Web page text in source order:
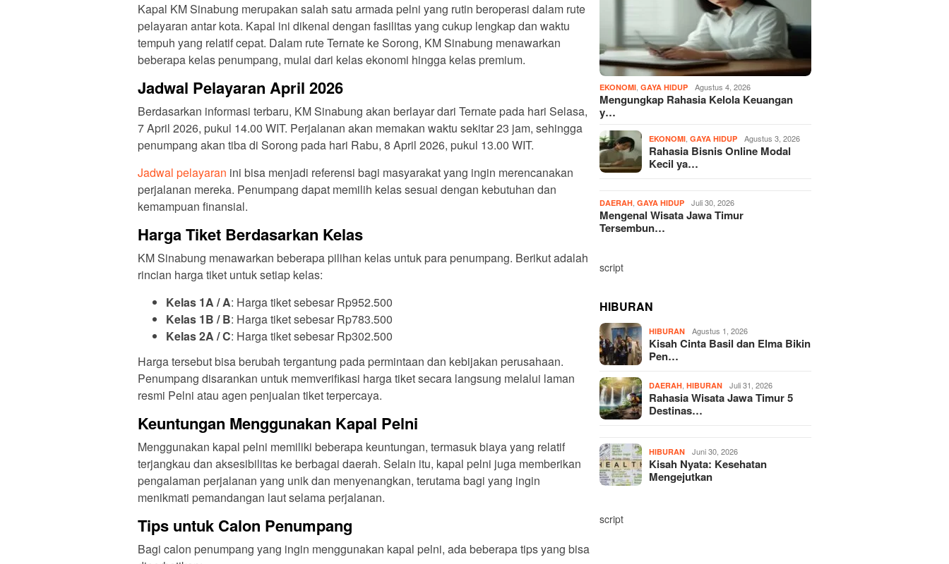
Kapal KM Sinabung merupakan salah satu armada pelni yang rutin beroperasi dalam rute
pelayaran antar kota. Kapal ini dikenal dengan fasilitas yang cukup lengkap dan waktu
tempuh yang relatif cepat. Dalam rute Ternate ke Sorong, KM Sinabung menawarkan
beberapa kelas penumpang, mulai dari kelas ekonomi hingga kelas premium.
Jadwal Pelayaran April 2026
Berdasarkan informasi terbaru, KM Sinabung akan berlayar dari Ternate pada hari Selasa,
7 April 2026, pukul 14.00 WIT. Perjalanan akan memakan waktu sekitar 23 jam, sehingga
penumpang akan tiba di Sorong pada hari Rabu, 8 April 2026, pukul 13.00 WIT.
Jadwal pelayaran ini bisa menjadi referensi bagi masyarakat yang ingin merencanakan
perjalanan mereka. Penumpang dapat memilih kelas sesuai dengan kebutuhan dan
kemampuan finansial.
Harga Tiket Berdasarkan Kelas
KM Sinabung menawarkan beberapa pilihan kelas untuk para penumpang. Berikut adalah
rincian harga tiket untuk setiap kelas:
Kelas 1A / A: Harga tiket sebesar Rp952.500
Kelas 1B / B: Harga tiket sebesar Rp783.500
Kelas 2A / C: Harga tiket sebesar Rp302.500
Harga tersebut bisa berubah tergantung pada permintaan dan kebijakan perusahaan.
Penumpang disarankan untuk memverifikasi harga tiket secara langsung melalui laman
resmi Pelni atau agen penjualan tiket terpercaya.
Keuntungan Menggunakan Kapal Pelni
Menggunakan kapal pelni memiliki beberapa keuntungan, termasuk biaya yang relatif
terjangkau dan aksesibilitas ke berbagai daerah. Selain itu, kapal pelni juga memberikan
pengalaman perjalanan yang unik dan menyenangkan, terutama bagi yang ingin
menikmati pemandangan laut selama perjalanan.
Tips untuk Calon Penumpang
Bagi calon penumpang yang ingin menggunakan kapal pelni, ada beberapa tips yang bisa
EKONOMI ,GAYA HIDUP Agustus 4, 2026
Mengungkap Rahasia Kelola Keuangan
y…
EKONOMI ,GAYA HIDUP Agustus 3, 2026
Rahasia Bisnis Online Modal
Kecil ya…
DAERAH ,GAYA HIDUP Juli 30, 2026
Mengenal Wisata Jawa Timur
Tersembun…
script
HIBURAN
HIBURAN Agustus 1, 2026
Kisah Cinta Basil dan Elma Bikin
Pen…
DAERAH ,HIBURAN Juli 31, 2026
Rahasia Wisata Jawa Timur 5
Destinas…
HIBURAN Juni 30, 2026
Kisah Nyata: Kesehatan
Mengejutkan
script